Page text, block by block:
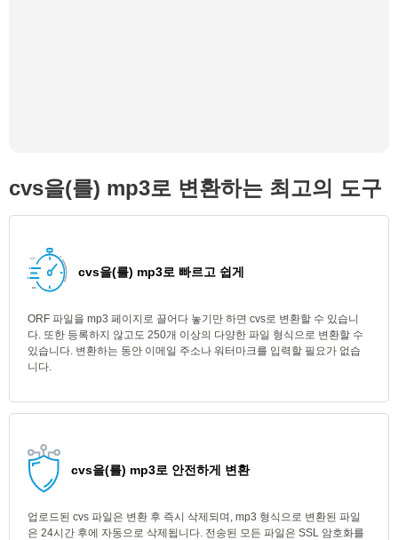
cvs을(를) mp3로 변환하는 최고의 도구
cvs을(를) mp3로 빠르고 쉽게
ORF 파일을 mp3 페이지로 끌어다 놓기만 하면 cvs로 변환할 수 있습니
다. 또한 등록하지 않고도 250개 이상의 다양한 파일 형식으로 변환할 수
있습니다. 변환하는 동안 이메일 주소나 워터마크를 입력할 필요가 없습
니다.
cvs을(를) mp3로 안전하게 변환
업로드된 cvs 파일은 변환 후 즉시 삭제되며, mp3 형식으로 변환된 파일
은 24시간 후에 자동으로 삭제됩니다. 전송된 모든 파일은 SSL 암호화를